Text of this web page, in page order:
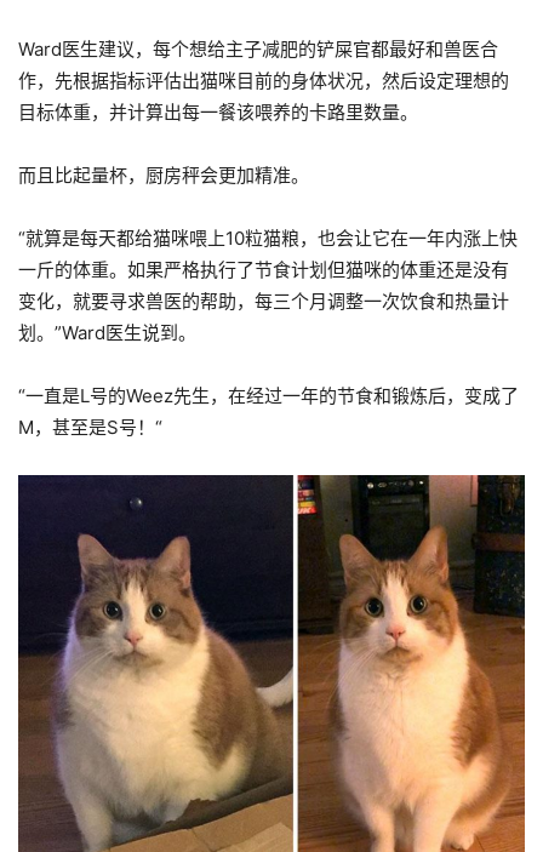
Ward医生建议，每个想给主子减肥的铲屎官都最好和兽医合
作，先根据指标评估出猫咪目前的身体状况，然后设定理想的
目标体重，并计算出每一餐该喂养的卡路里数量。
而且比起量杯，厨房秤会更加精准。
“就算是每天都给猫咪喂上10粒猫粮，也会让它在一年内涨上快
一斤的体重。如果严格执行了节食计划但猫咪的体重还是没有
变化，就要寻求兽医的帮助，每三个月调整一次饮食和热量计
划。”Ward医生说到。
“一直是L号的Weez先生，在经过一年的节食和锻炼后，变成了
M，甚至是S号！“